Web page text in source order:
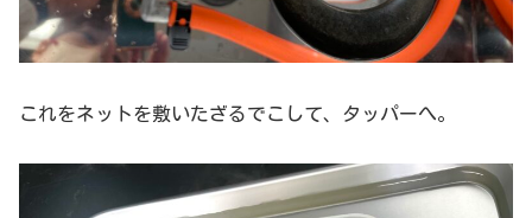
これをネットを敷いたざるでこして、タッパーへ。